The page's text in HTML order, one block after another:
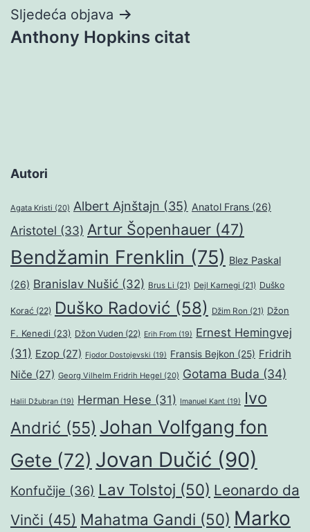
Sljedeća objava
Anthony Hopkins citat
Autori
Agata Kristi (20) Albert Ajnštajn (35) Anatol Frans (26)
Aristotel (33) Artur Šopenhauer (47)
Bendžamin Frenklin (75) Blez Paskal
(26) Branislav Nušić (32) Brus Li (21) Dejl Karnegi (21) Duško
Korać (22) Duško Radović (58) Džim Ron (21) Džon
F. Kenedi (23) Džon Vuden (22) Erih From (19) Ernest Hemingvej
(31) Ezop (27) Fjodor Dostojevski (19) Fransis Bejkon (25) Fridrih
Niče (27) Georg Vilhelm Fridrih Hegel (20) Gotama Buda (34)
Halil Džubran (19) Herman Hese (31) Imanuel Kant (19)
Ivo
Andrić (55) Johan Volfgang fon
Gete (72) Jovan Dučić (90)
Konfučije (36) Lav Tolstoj (50) Leonardo da
Vinči (45) Mahatma Gandi (50) Marko